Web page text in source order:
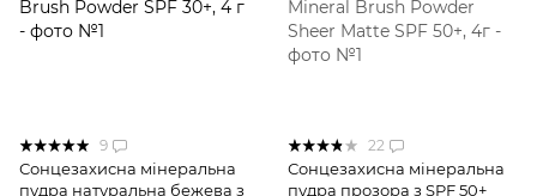
9
Сонцезахисна мінеральна
пудра натуральна бежева з
22
Сонцезахисна мінеральна
пудра прозора з SPF 50+